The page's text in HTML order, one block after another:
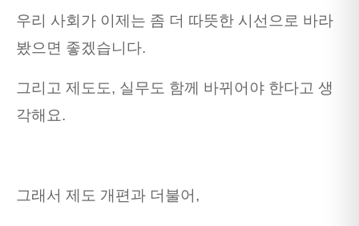
우리 사회가 이제는 좀 더 따뜻한 시선으로 바라
봤으면 좋겠습니다.
그리고 제도도, 실무도 함께 바뀌어야 한다고 생
각해요.
그래서 제도 개편과 더불어,